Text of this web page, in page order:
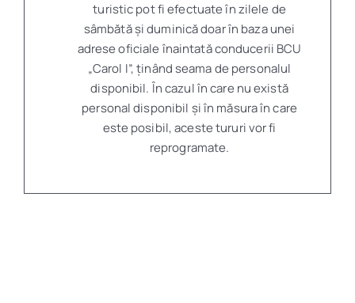
turistic pot fi efectuate în zilele de
sâmbătă și duminică doar în baza unei
adrese oficiale înaintată conducerii BCU
„Carol I”, ținând seama de personalul
disponibil. În cazul în care nu există
personal disponibil și în măsura în care
este posibil, aceste tururi vor fi
reprogramate.